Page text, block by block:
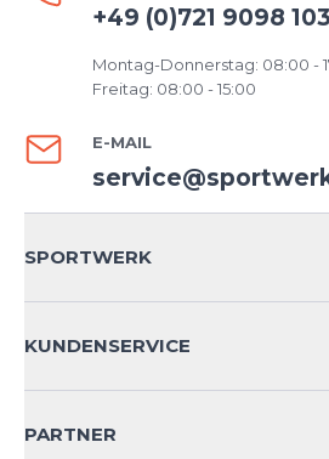
+49 (0)721 9098
Montag-Donnerstag: 08:00 -
Freitag: 08:00 - 15:00
E-MAIL
SPORTWERK
KUNDENSERVICE
PARTNER